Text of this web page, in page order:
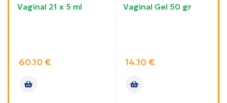
Vaginal 21 x 5 ml
60.10 €
Vaginal Gel 50 gr
14.10 €